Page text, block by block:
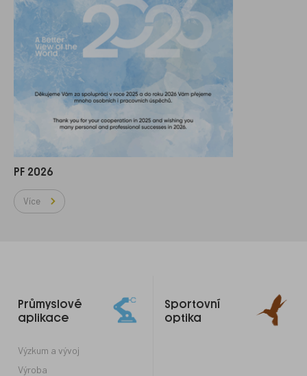
PF 2026
Více
do
Průmyslové
aplikace
Výzkum a vývoj
Výroba
Sportovní
optika